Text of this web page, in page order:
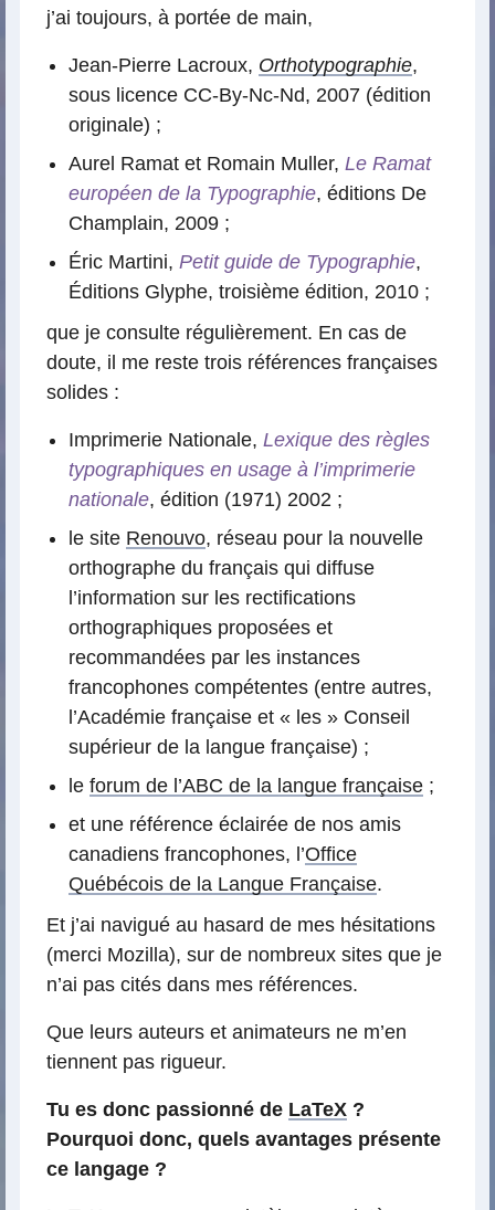
j’ai toujours, à portée de main,
Jean-Pierre Lacroux, Orthotypographie,
sous licence CC-By-Nc-Nd, 2007 (édition
originale) ;
Aurel Ramat et Romain Muller, Le Ramat
européen de la Typographie, éditions De
Champlain, 2009 ;
Éric Martini, Petit guide de Typographie,
Éditions Glyphe, troisième édition, 2010 ;
que je consulte régulièrement. En cas de
doute, il me reste trois références françaises
solides :
Imprimerie Nationale, Lexique des règles
typographiques en usage à l’imprimerie
nationale, édition (1971) 2002 ;
le site Renouvo, réseau pour la nouvelle
orthographe du français qui diffuse
l’information sur les rectifications
orthographiques proposées et
recommandées par les instances
francophones compétentes (entre autres,
l’Académie française et « les » Conseil
supérieur de la langue française) ;
le forum de l’ABC de la langue française ;
et une référence éclairée de nos amis
canadiens francophones, l’Office
Québécois de la Langue Française.
Et j’ai navigué au hasard de mes hésitations
(merci Mozilla), sur de nombreux sites que je
n’ai pas cités dans mes références.
Que leurs auteurs et animateurs ne m’en
tiennent pas rigueur.
Tu es donc passionné de LaTeX ?
Pourquoi donc, quels avantages présente
ce langage ?